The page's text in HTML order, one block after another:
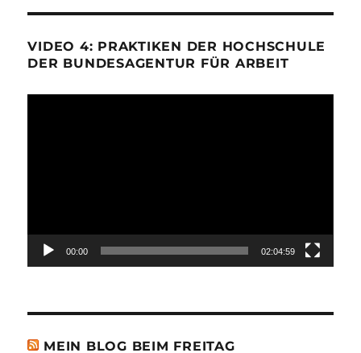
VIDEO 4: PRAKTIKEN DER HOCHSCHULE
DER BUNDESAGENTUR FÜR ARBEIT
00:00 02:04:59
MEIN BLOG BEIM FREITAG